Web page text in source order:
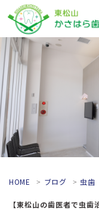
HOME ブログ 虫歯
【東松山の歯医者で虫